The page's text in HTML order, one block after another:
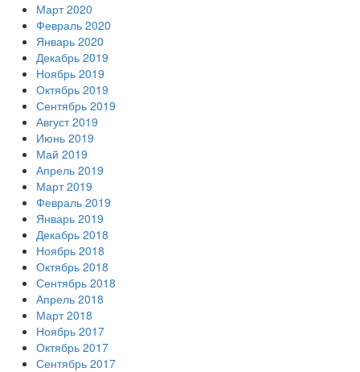
Март 2020
Февраль 2020
Январь 2020
Декабрь 2019
Ноябрь 2019
Октябрь 2019
Сентябрь 2019
Август 2019
Июнь 2019
Май 2019
Апрель 2019
Март 2019
Февраль 2019
Январь 2019
Декабрь 2018
Ноябрь 2018
Октябрь 2018
Сентябрь 2018
Апрель 2018
Март 2018
Ноябрь 2017
Октябрь 2017
Сентябрь 2017